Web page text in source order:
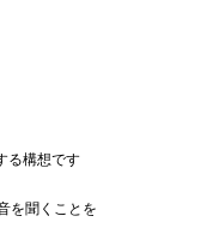
る構想です
を聞くことを